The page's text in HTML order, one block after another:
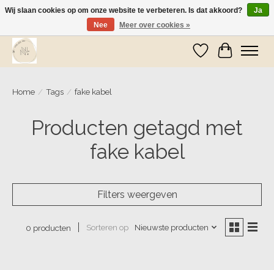
Wij zijn op vakantie! Vanaf zaterdag 9 mei worden er weer pakketjes verzonden
Verlanglijst
Home / Tags / fake kabel
Producten getagd met
fake kabel
Filters weergeven
0 producten Sorteren op Nieuwste producten
Wij slaan cookies op om onze website te verbeteren. Is dat akkoord?
Ja
Nee
Meer over cookies »